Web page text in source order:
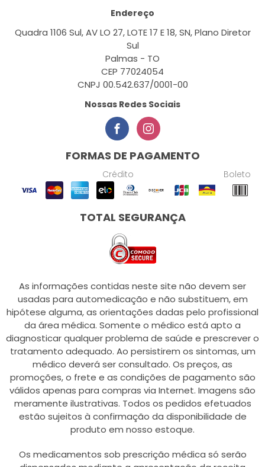
Endereço
Quadra 1106 Sul, AV LO 27, LOTE 17 E 18, SN, Plano Diretor
Sul
Palmas - TO
CEP 77024054
CNPJ 00.542.637/0001-00
Nossas Redes Sociais
FORMAS DE PAGAMENTO
Crédito Boleto
TOTAL SEGURANÇA
As informações contidas neste site não devem ser
usadas para automedicação e não substituem, em
hipótese alguma, as orientações dadas pelo profissional
da área médica. Somente o médico está apto a
diagnosticar qualquer problema de saúde e prescrever o
tratamento adequado. Ao persistirem os sintomas, um
médico deverá ser consultado. Os preços, as
promoções, o frete e as condições de pagamento são
válidos apenas para compras via Internet. Imagens são
meramente ilustrativas. Todos os pedidos efetuados
estão sujeitos à confirmação da disponibilidade de
produto em nosso estoque.
Os medicamentos sob prescrição médica só serão